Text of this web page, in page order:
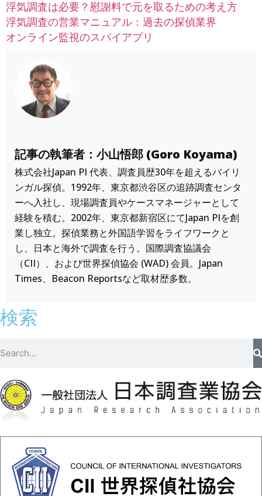
浮気調査は必要？慰謝料で元を取るための考え方
浮気調査の営業マニュアル：過去の探偵業界
オンライン監視のスパイアプリ
記事の執筆者：小山悟郎 (Goro Koyama)
株式会社Japan PI 代表、調査員歴30年を超えるバイリ
ンガル探偵。1992年、東京都渋谷区の追跡調査センタ
ーへ入社し、現場調査員やケースマネージャーとして
経験を積む。2002年、東京都新宿区にてJapan PIを創
業し独立。探偵業務と外国語学習をライフワークと
し、日本と海外で調査を行う。国際調査協議会
（CII）、および世界探偵協会 (WAD) 会員。Japan
Times、Beacon Reportsなど取材歴多数。
検索